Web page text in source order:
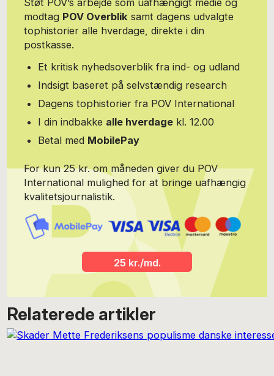
internationale og landsdækkende analyse- og udviklingsprojekter
samt politisk interessevaretagelse i en lang række råd, nævn og
udvalg. Solvej Hune har desuden skrevet bidrag til bogen: "Trivsel
i arbejdslivet – metoder til styrkelse af det psykiske arbejdsliv";
(Teknologisk Institut, 2008), kronikker, artikler og debatindlæg i
Information, Jyllands-Posten, POV International m.fl. Solvej Hune
arbejder som freelancer. Solvej Hune er gift og har to voksne
børn og et barnebarn i Danmark. Kim Paulsen er født i 1954 og er
nationaløkonom (Cand. polit) fra 1982. Kim Paulsen har arbejdet
med økonomi i offentlige og private virksomheder gennem årtier.
Siden 2007 har fokus været på at ”genlæse” den økonomiske
teori, fordi finanskrisen kom bag på de fleste og den
efter neoliberalistisk forbillede og nationalisme kom til at dominere
på den politiske scene. Det forlængede krisen og skabte en
tendens til større økonomisk ulighed. Genlæsningen førte bl.a. i
2017 til udgivelsen af bogen: ”Ud af krisen. Et opgør med
ulighedens politik”, Forlaget Hovedland, fordi den jævne mand og
underklassen blev den store taber i omfordelingen af formuer og
indkomster efter finanskrisen. Kim Paulsen bor skiftevis i Hvidovre
og i Vinaròs (Spanien).
modtag POV Overblik samt dagens udvalgte
tophistorier alle hverdage, direkte i din
postkasse.
Et kritisk nyhedsoverblik fra ind- og udland
Indsigt baseret på selvstændig research
Dagens tophistorier fra POV International
I din indbakke alle hverdage kl. 12.00
Betal med MobilePay
For kun 25 kr. om måneden giver du POV
International mulighed for at bringe uafhængig
kvalitetsjournalistik.
25 kr./md.
Relaterede artikler